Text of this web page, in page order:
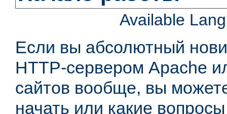
Available
Если вы абсолютный
HTTP-сервером Apache
сайтов вообще, вы
начать или какие